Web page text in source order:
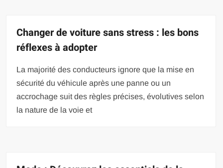
Changer de voiture sans stress : les bons
réflexes à adopter
La majorité des conducteurs ignore que la mise en
sécurité du véhicule après une panne ou un
accrochage suit des règles précises, évolutives selon
la nature de la voie et